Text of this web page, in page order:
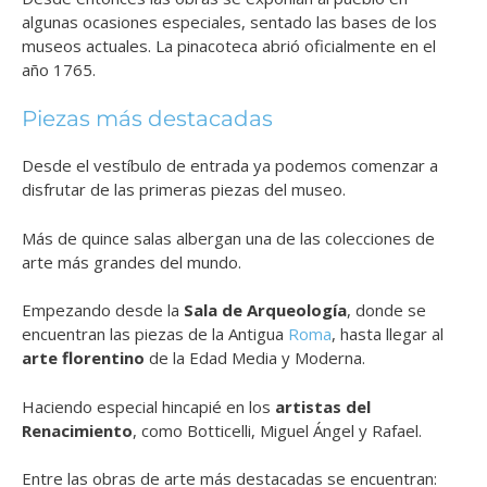
algunas ocasiones especiales, sentado las bases de los
museos actuales. La pinacoteca abrió oficialmente en el
año 1765.
Piezas más destacadas
Desde el vestíbulo de entrada ya podemos comenzar a
disfrutar de las primeras piezas del museo.
Más de quince salas albergan una de las colecciones de
arte más grandes del mundo.
Empezando desde la Sala de Arqueología, donde se
encuentran las piezas de la Antigua Roma, hasta llegar al
arte florentino de la Edad Media y Moderna.
Haciendo especial hincapié en los artistas del
Renacimiento, como Botticelli, Miguel Ángel y Rafael.
Entre las obras de arte más destacadas se encuentran: